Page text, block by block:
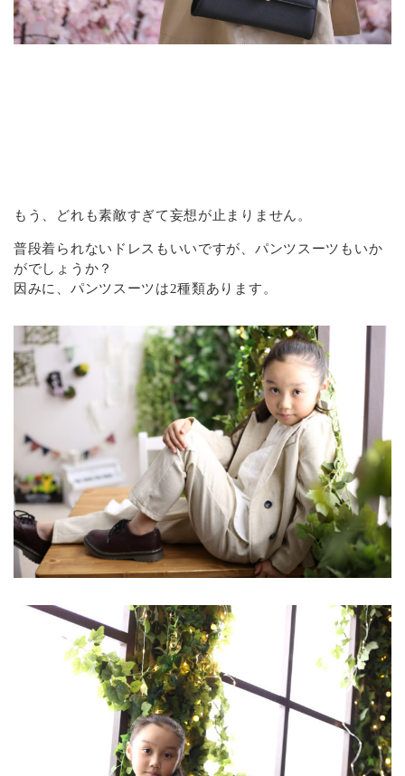
もう、どれも素敵すぎて妄想が止まりません。
普段着られないドレスもいいですが、パンツスーツもいか
がでしょうか？
因みに、パンツスーツは2種類あります。